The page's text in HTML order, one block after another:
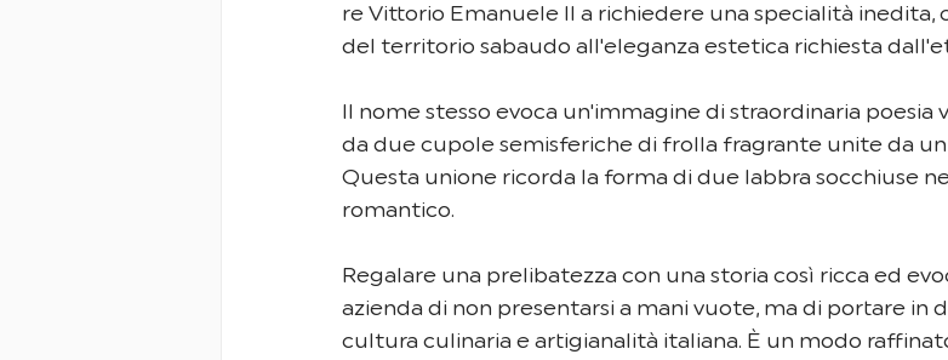
re Vittorio Emanuele II a richiedere una specialità inedita,
del territorio sabaudo all'eleganza estetica richiesta
Il nome stesso evoca un'immagine di straordinaria poesia
da due cupole semisferiche di frolla fragrante unite da
Questa unione ricorda la forma di due labbra socchiuse
romantico.
Regalare una prelibatezza con una storia così ricca ed
azienda di non presentarsi a mani vuote, ma di portare in
cultura culinaria e artigianalità italiana. È un modo